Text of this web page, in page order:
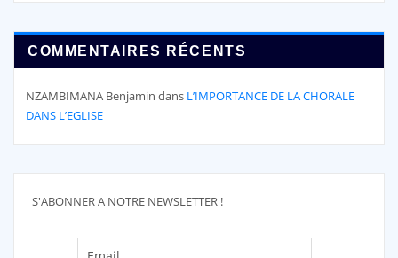
COMMENTAIRES RÉCENTS
NZAMBIMANA Benjamin dans L’IMPORTANCE DE LA CHORALE
DANS L’EGLISE
S'ABONNER A NOTRE NEWSLETTER !